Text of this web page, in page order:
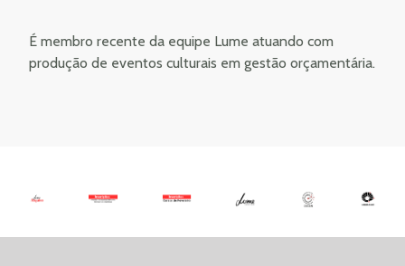
É membro recente da equipe Lume atuando com
produção de eventos culturais em gestão orçamentária.